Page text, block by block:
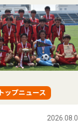
トップニュース